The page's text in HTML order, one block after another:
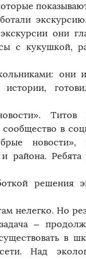
они
с кукушкой,
они
Титов
в
новости»,
района. Ребята
решения
нелегко. Но
–
в
Над